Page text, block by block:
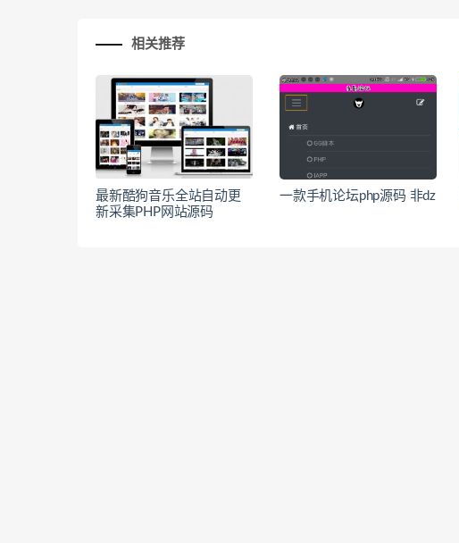
相关推荐
最新酷狗音乐全站自动更
新采集PHP网站源码
一款手机论坛php源码 非dz